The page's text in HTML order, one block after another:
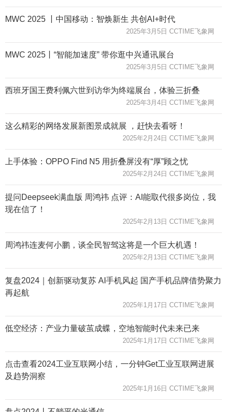
MWC 2025 丨中国移动：智焕新生 共创AI+时代
2025年3月5日 CCTIME飞象网
MWC 2025丨“智能加速度” 带你逛中兴通讯展台
2025年3月5日 CCTIME飞象网
西班牙国王费利佩六世到访华为终端展台，体验三折叠
2025年3月4日 CCTIME飞象网
这么精彩的网络发展新图景成就展 ，赶快去看呀！
2025年2月24日 CCTIME飞象网
上手体验：OPPO Find N5 用折叠屏没有“厚”顾之忧
2025年2月24日 CCTIME飞象网
提问Deepseek满血版 周鸿祎 点评：AI能取代很多岗位，我
现在信了！
2025年2月13日 CCTIME飞象网
周鸿祎连麦何小鹏，谈全民智驾这将是一个巨大机遇！
2025年2月13日 CCTIME飞象网
复盘2024｜创新驱动复苏 AI手机风起 国产手机品牌借势聚力
再起航
2025年1月17日 CCTIME飞象网
低空经济：产业力量破茧成蝶，空地智能时代未来已来
2025年1月17日 CCTIME飞象网
点击查看2024工业互联网小结，一分钟Get工业互联网进展
及趋势洞察
2025年1月16日 CCTIME飞象网